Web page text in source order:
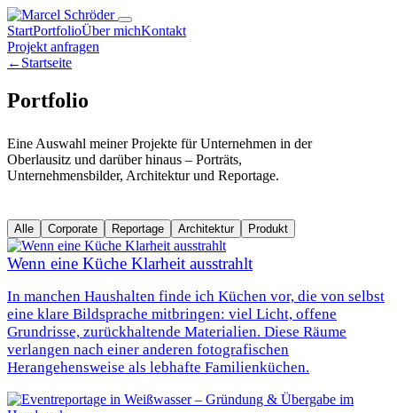
StartPortfolioÜber michKontakt
Projekt anfragen
← Startseite
Portfolio
Eine Auswahl meiner Projekte für Unternehmen in der
Oberlausitz und darüber hinaus – Porträts,
Unternehmensbilder, Architektur und Reportage.
Alle Corporate Reportage Architektur Produkt
Wenn eine Küche Klarheit ausstrahlt
In manchen Haushalten finde ich Küchen vor, die von selbst
eine klare Bildsprache mitbringen: viel Licht, offene
Grundrisse, zurückhaltende Materialien. Diese Räume
verlangen nach einer anderen fotografischen
Herangehensweise als lebhafte Familienküchen.